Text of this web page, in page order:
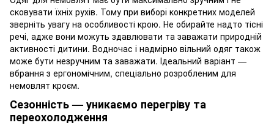
сковувати їхніх рухів. Тому при виборі конкретних моделей
зверніть увагу на особливості крою. Не обирайте надто тісні
речі, адже вони можуть здавлювати та заважати природній
активності дитини. Водночас і надмірно вільний одяг також
може бути незручним та заважати. Ідеальний варіант —
вбрання з ергономічним, спеціально розробленим для
немовлят кроєм.
Сезонність — уникаємо перегріву та
переохолодження